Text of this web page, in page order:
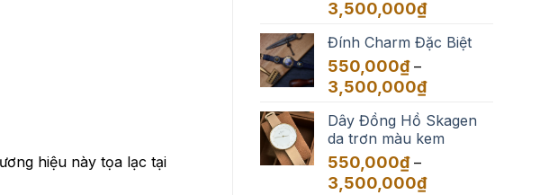
hiệu này tọa lạc tại
3,500,000₫Khoảng
từ
đến
Đính Charm Đặc Biệt
550,000₫ –
3,500,000₫Khoảng
từ
550,000₫
3,500,000₫
Dây Đồng Hồ Skagen
da trơn màu kem
550,000₫ –
3,500,000₫Khoảng